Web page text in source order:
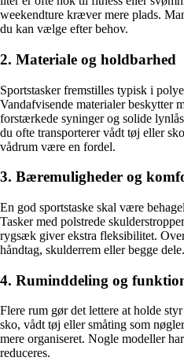
weekendture kræver mere plads.
du kan vælge efter behov.
2. Materiale og holdbarhed
Sportstasker fremstilles typisk i
Vandafvisende materialer beskytter
forstærkede syninger og solide
du ofte transporterer vådt tøj eller
vådrum være en fordel.
3. Bæremuligheder og
En god sportstaske skal være
Tasker med polstrede
rygsæk giver ekstra fleksibilitet.
håndtag, skulderrem eller begge dele.
4. Ruminddeling og
Flere rum gør det lettere at holde
sko, vådt tøj eller småting som
mere organiseret. Nogle modeller
reduceres.